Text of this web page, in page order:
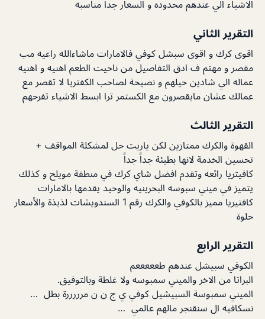
الاشياء الي عندهم محدوده و السعار جدا مناسبه
التقرير الثاني
اقوى كرك و اقوى سبشل كوفي فالامارات ماشاءالله راعيه مب
مقصر و مهتم ف ادق التفاصيل من ناحيت الطعم اهنيه و اهنيه
عماله الي شادين حيلهم و نصيحة لصاحب الكفتريا لا تقصر مع
عمالك عشان مايقصرون مع الكستمر ترا ابسط الاشياء تفرحهم
التقرير الثالث
القهوة والكرك ممتازين لكن ياريت حل لمشكلة المواقف +
تحسين الخدمة لانها بطيئة جداً جداً
كافيتريا رائعه وتقدم افضل شاي كرك في منطقة مويلح و كذلك
يتميز في ميني سبوسه البحرينيه والوحيد يقدمها بالامارات
كافتيريا مميز بالكوفي والكرك رقم 1 السندويشات لذيذة والأسعار
حلوة
التقرير الرابع
الكوفي سبيشل عندهم طعععععم
البراتا من الاخر والميني سمبوسه ولا غلطة وبالتوفيق.
الميني سمبوسة السبيشيل كوفي ي ج ن ن مرررررة بطل …
نسكافيه ال سنقنجر مالهم عالمي …